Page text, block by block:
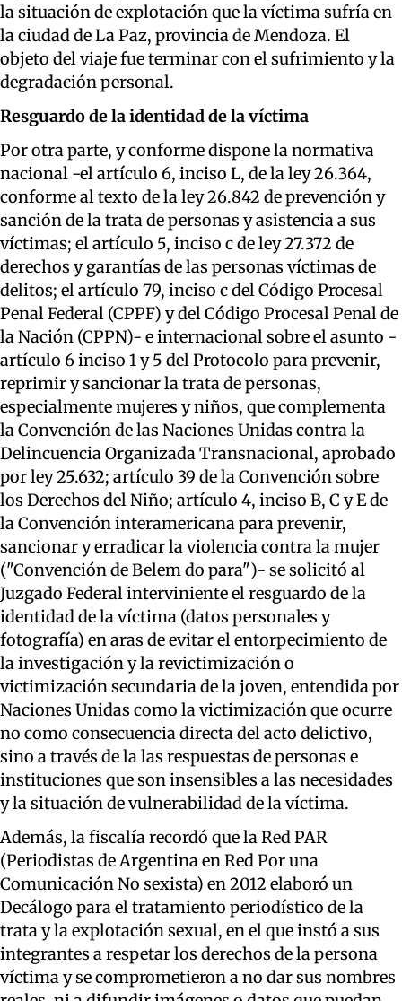
la situación de explotación que la víctima sufría en
la ciudad de La Paz, provincia de Mendoza. El
objeto del viaje fue terminar con el sufrimiento y la
degradación personal.
Resguardo de la identidad de la víctima
Por otra parte, y conforme dispone la normativa
nacional -el artículo 6, inciso L, de la ley 26.364,
conforme al texto de la ley 26.842 de prevención y
sanción de la trata de personas y asistencia a sus
víctimas; el artículo 5, inciso c de ley 27.372 de
derechos y garantías de las personas víctimas de
delitos; el artículo 79, inciso c del Código Procesal
Penal Federal (CPPF) y del Código Procesal Penal de
la Nación (CPPN)- e internacional sobre el asunto -
artículo 6 inciso 1 y 5 del Protocolo para prevenir,
reprimir y sancionar la trata de personas,
especialmente mujeres y niños, que complementa
la Convención de las Naciones Unidas contra la
Delincuencia Organizada Transnacional, aprobado
por ley 25.632; artículo 39 de la Convención sobre
los Derechos del Niño; artículo 4, inciso B, C y E de
la Convención interamericana para prevenir,
sancionar y erradicar la violencia contra la mujer
("Convención de Belem do para")- se solicitó al
Juzgado Federal interviniente el resguardo de la
identidad de la víctima (datos personales y
fotografía) en aras de evitar el entorpecimiento de
la investigación y la revictimización o
victimización secundaria de la joven, entendida por
Naciones Unidas como la victimización que ocurre
no como consecuencia directa del acto delictivo,
sino a través de la las respuestas de personas e
instituciones que son insensibles a las necesidades
y la situación de vulnerabilidad de la víctima.
Además, la fiscalía recordó que la Red PAR
(Periodistas de Argentina en Red Por una
Comunicación No sexista) en 2012 elaboró un
Decálogo para el tratamiento periodístico de la
trata y la explotación sexual, en el que instó a sus
integrantes a respetar los derechos de la persona
víctima y se comprometieron a no dar sus nombres